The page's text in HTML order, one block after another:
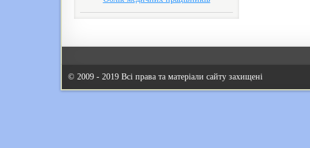
© 2009 - 2019 Всі права та матеріали сайту захищені